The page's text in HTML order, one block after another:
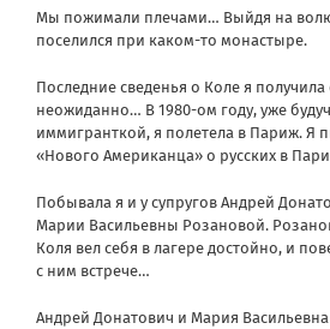
Мы пожимали плечами… Выйдя на
поселился при каком-то монастыре.
Последние сведенья о Коле я
неожиданно… В 1980-ом году, уже
иммигранткой, я полетела в Париж. Я
«Нового Американца» о русских в
Побывала я и у супругов Андрей
Марии Васильевны Розановой.
Коля вел себя в лагере достойно, и
с ним встрече…
Андрей Донатович и Мария